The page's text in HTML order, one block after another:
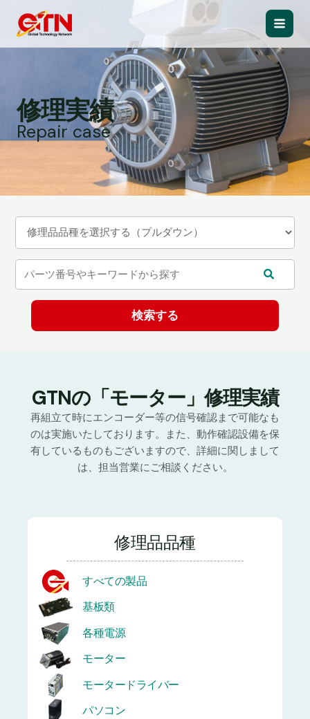
Main
修理実績
Repair case
GTNの「モーター」修理実績
再組立て時にエンコーダー等の信号確認まで可能なも
のは実施いたしております。また、動作確認設備を保
有しているものもございますので、詳細に関しまして
は、担当営業にご相談ください。
修理品品種
すべての製品
基板類
各種電源
モーター
モータードライバー
パソコン